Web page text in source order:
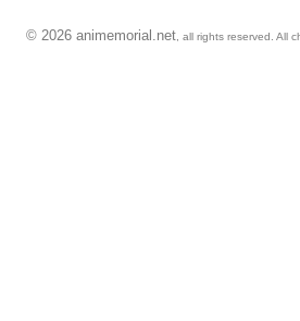
© 2026 animemorial.net , all rights reserved. All